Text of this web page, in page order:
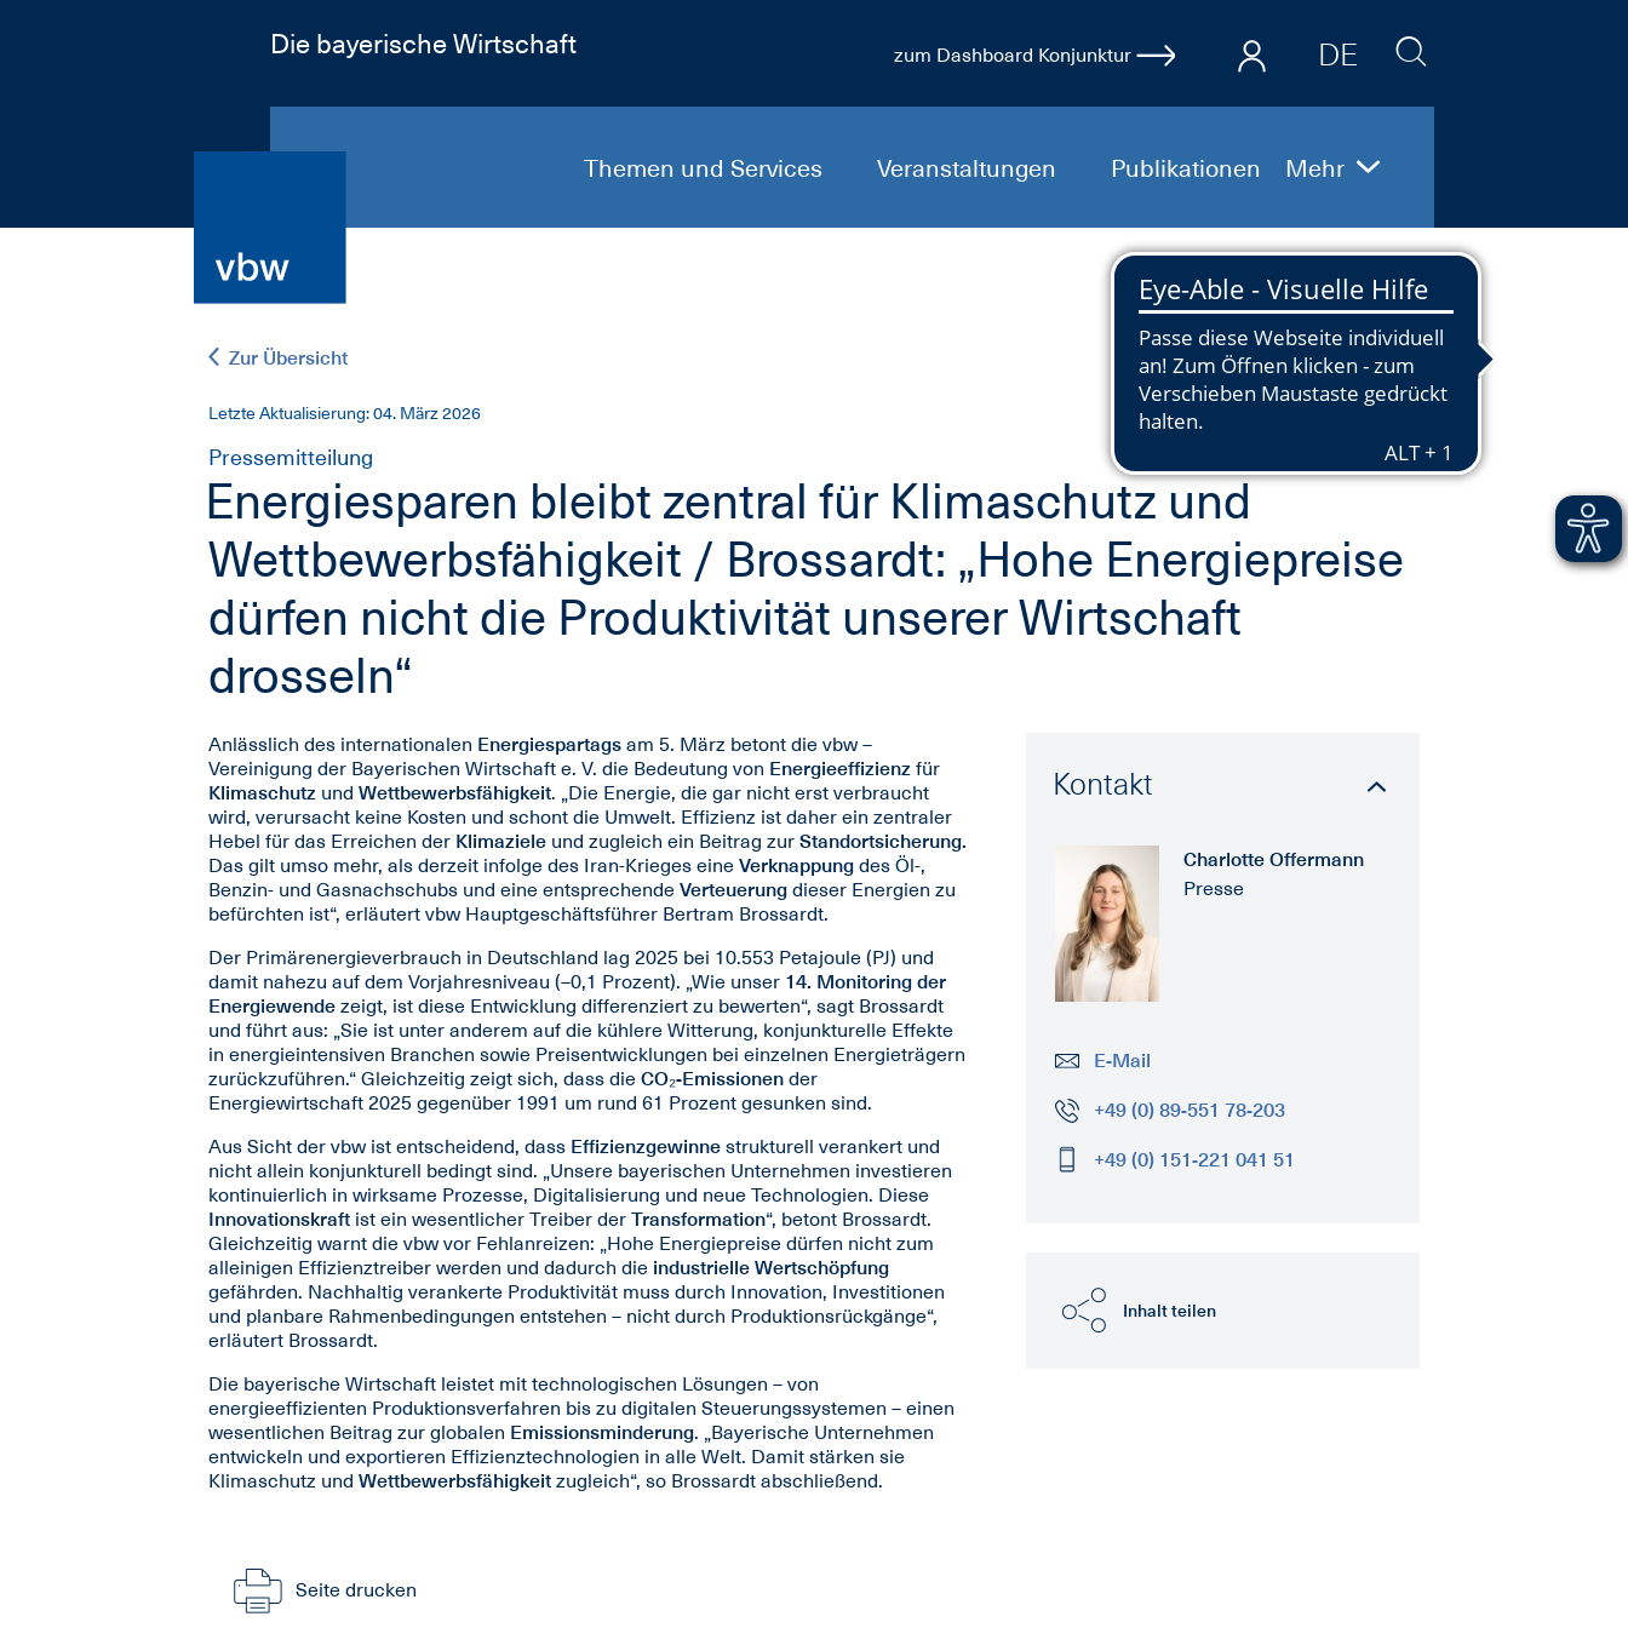
Die bayerische Wirtschaft zum Dashboard Konjunktur
DE
EN
Mehr
Themen und Services Veranstaltungen Publikationen
Zur Übersicht
Letzte Aktualisierung: 04. März 2026
Pressemitteilung
Energiesparen bleibt zentral für Klimaschutz und
Wettbewerbsfähigkeit / Brossardt: „Hohe Energiepreise
dürfen nicht die Produktivität unserer Wirtschaft
drosseln“
Kontakt
Charlotte Offermann
Presse
E-Mail
+49 (0) 89-551 78-203
+49 (0) 151-221 041 51
Inhalt teilen
Anlässlich des internationalen Energiespartags am 5. März betont die vbw –
Vereinigung der Bayerischen Wirtschaft e. V. die Bedeutung von Energieeffizienz für
Klimaschutz und Wettbewerbsfähigkeit. „Die Energie, die gar nicht erst verbraucht
wird, verursacht keine Kosten und schont die Umwelt. Effizienz ist daher ein zentraler
Hebel für das Erreichen der Klimaziele und zugleich ein Beitrag zur Standortsicherung.
Das gilt umso mehr, als derzeit infolge des Iran-Krieges eine Verknappung des Öl-,
Benzin- und Gasnachschubs und eine entsprechende Verteuerung dieser Energien zu
befürchten ist“, erläutert vbw Hauptgeschäftsführer Bertram Brossardt.
Der Primärenergieverbrauch in Deutschland lag 2025 bei 10.553 Petajoule (PJ) und
damit nahezu auf dem Vorjahresniveau (–0,1 Prozent). „Wie unser 14. Monitoring der
Energiewende zeigt, ist diese Entwicklung differenziert zu bewerten“, sagt Brossardt
und führt aus: „Sie ist unter anderem auf die kühlere Witterung, konjunkturelle Effekte
in energieintensiven Branchen sowie Preisentwicklungen bei einzelnen Energieträgern
zurückzuführen.“ Gleichzeitig zeigt sich, dass die CO₂-Emissionen der
Energiewirtschaft 2025 gegenüber 1991 um rund 61 Prozent gesunken sind.
Aus Sicht der vbw ist entscheidend, dass Effizienzgewinne strukturell verankert und
nicht allein konjunkturell bedingt sind. „Unsere bayerischen Unternehmen investieren
kontinuierlich in wirksame Prozesse, Digitalisierung und neue Technologien. Diese
Innovationskraft ist ein wesentlicher Treiber der Transformation“, betont Brossardt.
Gleichzeitig warnt die vbw vor Fehlanreizen: „Hohe Energiepreise dürfen nicht zum
alleinigen Effizienztreiber werden und dadurch die industrielle Wertschöpfung
gefährden. Nachhaltig verankerte Produktivität muss durch Innovation, Investitionen
und planbare Rahmenbedingungen entstehen – nicht durch Produktionsrückgänge“,
erläutert Brossardt.
Die bayerische Wirtschaft leistet mit technologischen Lösungen – von
energieeffizienten Produktionsverfahren bis zu digitalen Steuerungssystemen – einen
wesentlichen Beitrag zur globalen Emissionsminderung. „Bayerische Unternehmen
entwickeln und exportieren Effizienztechnologien in alle Welt. Damit stärken sie
Klimaschutz und Wettbewerbsfähigkeit zugleich“, so Brossardt abschließend.
Seite drucken